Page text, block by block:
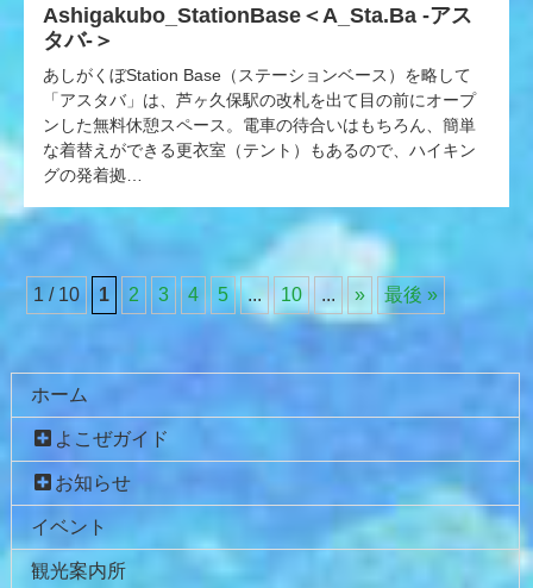
Ashigakubo_StationBase＜A_Sta.Ba -アス
タバ-＞
あしがくぼStation Base（ステーションベース）を略して
「アスタバ」は、芦ヶ久保駅の改札を出て目の前にオープ
ンした無料休憩スペース。電車の待合いはもちろん、簡単
な着替えができる更衣室（テント）もあるので、ハイキン
グの発着拠…
1 / 10 1 2 3 4 5 ... 10 ... »
最後 »
ン
文
の
へ
ホーム
よこぜガイド
お知らせ
イベント
観光案内所